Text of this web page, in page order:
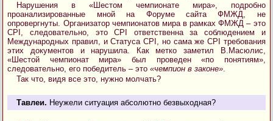
Нарушения в «Шестом чемпионате мира», подробно
проанализированные мной на Форуме сайта ФМЖД, не
опровергнуты. Организатор чемпионатов мира в рамках ФМЖД – это
CPI, следовательно, это CPI ответственна за соблюдением и
Международных правил, и Статуса CPI, но сама же CPI требования
этих документов и нарушила. Как метко заметил В.Масюлис,
«Шестой чемпионат мира» был проведен «по понятиям»,
следовательно, его победитель – это«чемпион в законе».
Так что, видя все это, нужно молчать?
Тавлеи. Неужели ситуация абсолютно безвыходная?